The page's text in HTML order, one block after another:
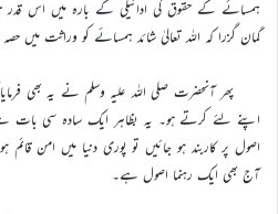
ہمسائے کے حقوق کی ادائیگی کے بارہ میں اس قدر
گمان گزرا کہ اللہ تعالیٰ شائد ہمسائے کو وراثت میں
پھر آنحضرت صلی اللہ علیہ وسلم نے یہ بھی
اپنے لئے کرتے ہو۔ یہ بظاہر ایک سادہ سی بات
اصول پر کاربند ہو جائیں تو پوری دنیا میں امن
آج بھی ایک رہنما اصول ہے۔